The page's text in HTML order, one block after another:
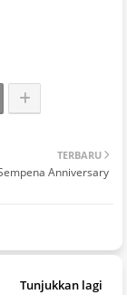
TERBARU
Anniversary
Tunjukkan lagi